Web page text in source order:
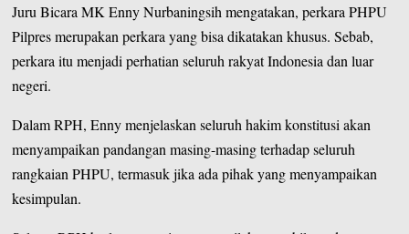
Juru Bicara MK Enny Nurbaningsih mengatakan, perkara PHPU
Pilpres merupakan perkara yang bisa dikatakan khusus. Sebab,
perkara itu menjadi perhatian seluruh rakyat Indonesia dan luar
negeri.
Dalam RPH, Enny menjelaskan seluruh hakim konstitusi akan
menyampaikan pandangan masing-masing terhadap seluruh
rangkaian PHPU, termasuk jika ada pihak yang menyampaikan
kesimpulan.